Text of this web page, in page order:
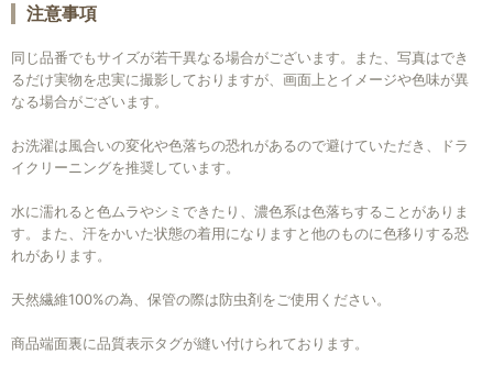
注意事項
同じ品番でもサイズが若干異なる場合がございます。また、写真はでき
るだけ実物を忠実に撮影しておりますが、画面上とイメージや色味が異
なる場合がございます。
お洗濯は風合いの変化や色落ちの恐れがあるので避けていただき、ドラ
イクリーニングを推奨しています。
水に濡れると色ムラやシミできたり、濃色系は色落ちすることがありま
す。また、汗をかいた状態の着用になりますと他のものに色移りする恐
れがあります。
天然繊維100%の為、保管の際は防虫剤をご使用ください。
商品端面裏に品質表示タグが縫い付けられております。